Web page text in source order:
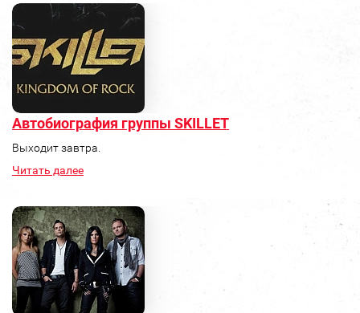
Автобиография группы SKILLET
Выходит завтра.
Читать далее